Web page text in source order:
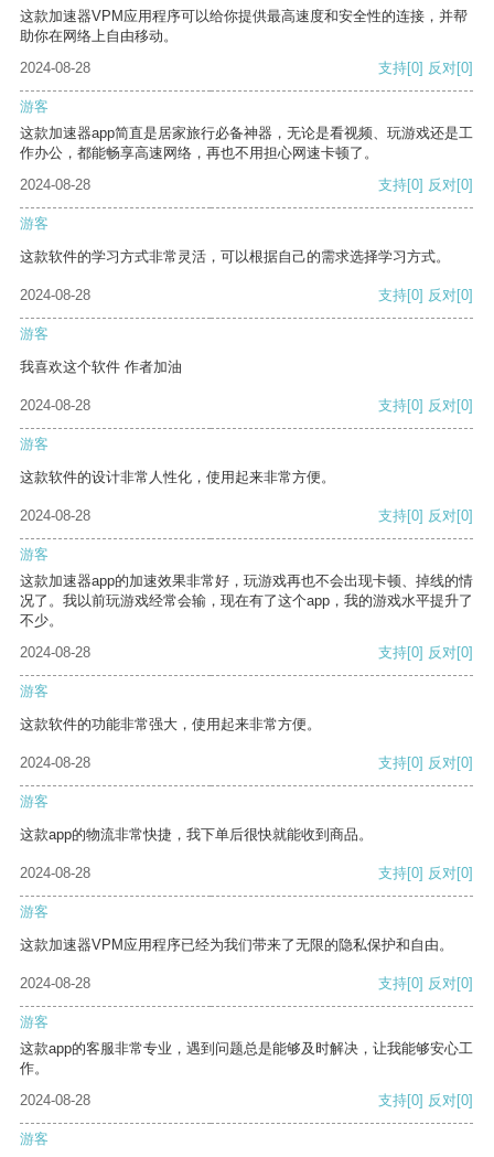
这款加速器VPM应用程序可以给你提供最高速度和安全性的连接，并帮
助你在网络上自由移动。
2024-08-28
支持[0] 反对[0]
游客
这款加速器app简直是居家旅行必备神器，无论是看视频、玩游戏还是工
作办公，都能畅享高速网络，再也不用担心网速卡顿了。
2024-08-28
支持[0] 反对[0]
游客
这款软件的学习方式非常灵活，可以根据自己的需求选择学习方式。
2024-08-28 支持[0] 反对[0]
游客
我喜欢这个软件 作者加油
2024-08-28 支持[0] 反对[0]
游客
这款软件的设计非常人性化，使用起来非常方便。
2024-08-28 支持[0] 反对[0]
游客
这款加速器app的加速效果非常好，玩游戏再也不会出现卡顿、掉线的情
况了。我以前玩游戏经常会输，现在有了这个app，我的游戏水平提升了
不少。
2024-08-28
支持[0] 反对[0]
游客
这款软件的功能非常强大，使用起来非常方便。
2024-08-28 支持[0] 反对[0]
游客
这款app的物流非常快捷，我下单后很快就能收到商品。
2024-08-28 支持[0] 反对[0]
游客
这款加速器VPM应用程序已经为我们带来了无限的隐私保护和自由。
2024-08-28 支持[0] 反对[0]
游客
这款app的客服非常专业，遇到问题总是能够及时解决，让我能够安心工
作。
2024-08-28
支持[0] 反对[0]
游客